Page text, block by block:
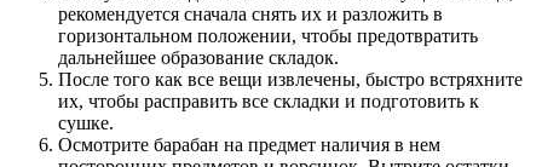
рекомендуется сначала снять их и разложить в
горизонтальном положении, чтобы предотвратить
дальнейшее образование складок.
После того как все вещи извлечены, быстро встряхните
их, чтобы расправить все складки и подготовить к
сушке.
Осмотрите барабан на предмет наличия в нем